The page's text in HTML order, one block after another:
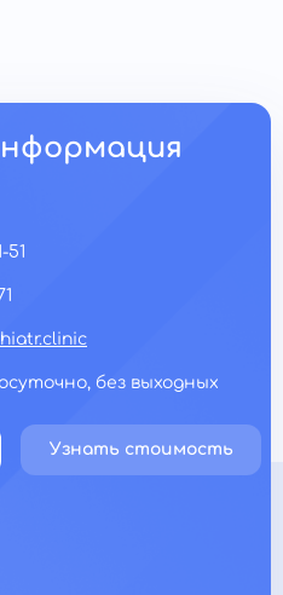
51
без выходных
Узнать стоимость